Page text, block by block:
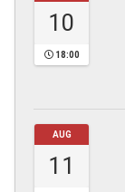
10
18:00
AUG
11